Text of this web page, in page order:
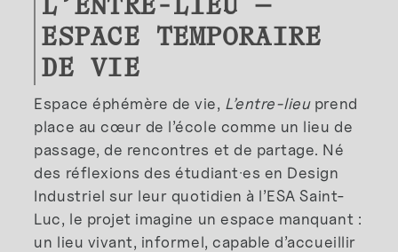
L’ENTRE-LIEU —
ESPACE TEMPORAIRE
DE VIE
Espace éphémère de vie, L’entre-lieuprend
place au cœur de l’école comme un lieu de
passage, de rencontres et de partage. Né
des réflexions des étudiant·es en Design
Industriel sur leur quotidien à l’ESA Saint-
Luc, le projet imagine un espace manquant :
un lieu vivant, informel, capable d’accueillir